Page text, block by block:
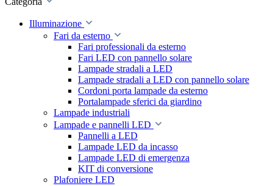
Illuminazione
Fari da esterno
Fari professionali da esterno
Fari LED con pannello solare
Lampade stradali a LED
Lampade stradali a LED con pannello solare
Cordoni porta lampade da esterno
Portalampade sferici da giardino
Lampade industriali
Lampade e pannelli LED
Pannelli a LED
Lampade LED da incasso
Lampade LED di emergenza
KIT di conversione
Plafoniere LED